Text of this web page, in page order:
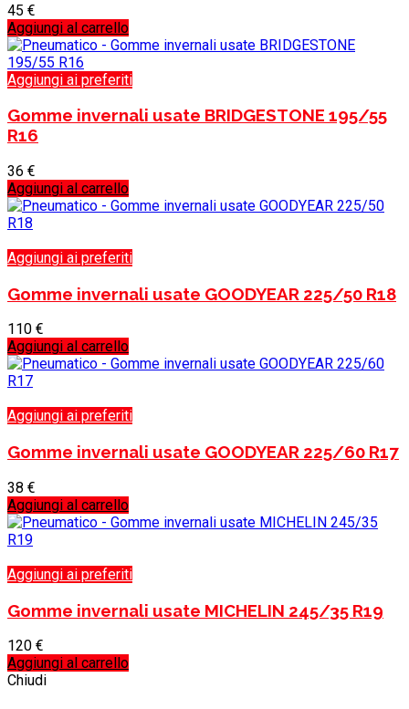
45 €
Aggiungi al carrello
Aggiungi ai preferiti
Gomme invernali usate BRIDGESTONE 195/55
R16
36 €
Aggiungi al carrello
Aggiungi ai preferiti
Gomme invernali usate GOODYEAR 225/50 R18
110 €
Aggiungi al carrello
Aggiungi ai preferiti
Gomme invernali usate GOODYEAR 225/60 R17
38 €
Aggiungi al carrello
Aggiungi ai preferiti
Gomme invernali usate MICHELIN 245/35 R19
120 €
Aggiungi al carrello
Chiudi